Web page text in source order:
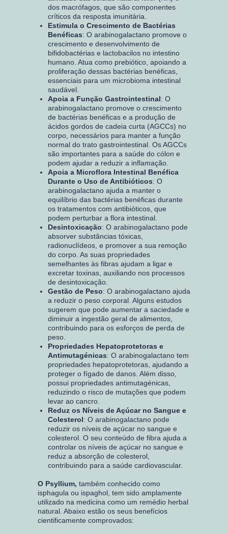
dos macrófagos, que são componentes
críticos da resposta imunitária.
Estimula o Crescimento de Bactérias
Benéficas: O arabinogalactano promove o
crescimento e desenvolvimento de
bifidobactérias e lactobacilos no intestino
humano. Atua como prebiótico, apoiando a
proliferação dessas bactérias benéficas,
essenciais para um microbioma intestinal
saudável.
Apoia a Função Gastrointestinal: O
arabinogalactano promove o crescimento
de bactérias benéficas e a produção de
ácidos gordos de cadeia curta (AGCCs) no
corpo, necessários para manter a função
normal do trato gastrointestinal. Os AGCCs
são importantes para a saúde do cólon e
podem ajudar a reduzir a inflamação.
Apoia a Microflora Intestinal Benéfica
Durante o Uso de Antibióticos: O
arabinogalactano ajuda a manter o
equilíbrio das bactérias benéficas durante
os tratamentos com antibióticos, que
podem perturbar a flora intestinal.
Desintoxicação: O arabinogalactano pode
absorver substâncias tóxicas,
radionuclídeos, e promover a sua remoção
do corpo. As suas propriedades
semelhantes às fibras ajudam a ligar e
excretar toxinas, auxiliando nos processos
de desintoxicação.
Gestão de Peso: O arabinogalactano ajuda
a reduzir o peso corporal. Alguns estudos
sugerem que pode aumentar a saciedade e
diminuir a ingestão geral de alimentos,
contribuindo para os esforços de perda de
peso.
Propriedades Hepatoprotetoras e
Antimutagénicas: O arabinogalactano tem
propriedades hepatoprotetoras, ajudando a
proteger o fígado de danos. Além disso,
possui propriedades antimutagénicas,
reduzindo o risco de mutações que podem
levar ao cancro.
Reduz os Níveis de Açúcar no Sangue e
Colesterol: O arabinogalactano pode
reduzir os níveis de açúcar no sangue e
colesterol. O seu conteúdo de fibra ajuda a
controlar os níveis de açúcar no sangue e
reduz a absorção de colesterol,
contribuindo para a saúde cardiovascular.
O Psyllium, também conhecido como
isphagula ou ispaghol, tem sido amplamente
utilizado na medicina como um remédio herbal
natural. Abaixo estão os seus benefícios
cientificamente comprovados: